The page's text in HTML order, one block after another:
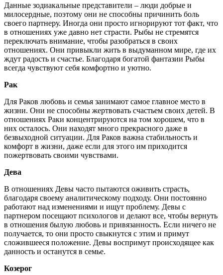
Данные зодиакальные представители – люди добрые и
милосердные, поэтому они не способны причинить боль
своего партнеру. Иногда они просто игнорируют тот факт, что
в отношениях уже давно нет страсти. Рыбы не стремятся
переключать внимание, чтобы разобраться в своих
отношениях. Они привыкли жить в выдуманном мире, где их
ждут радость и счастье. Благодаря богатой фантазии Рыбы
всегда чувствуют себя комфортно и уютно.
Рак
Для Раков любовь и семья занимают самое главное место в
жизни. Они не способны жертвовать счастьем своих детей. В
отношениях Раки концентрируются на том хорошем, что в
них осталось. Они находят много прекрасного даже в
безвыходной ситуации. Для Раков важна стабильность и
комфорт в жизни, даже если для этого им приходится
пожертвовать своими чувствами.
Дева
В отношениях Девы часто пытаются оживить страсть,
благодаря своему аналитическому подходу. Они постоянно
работают над изменениями и ищут проблему. Девы с
партнером посещают психологов и делают все, чтобы вернуть
в отношения былую любовь и привязанность. Если ничего не
получается, то они просто свыкнутся с этим и примут
сложившееся положение. Девы воспримут происходящее как
данность и останутся в семье.
Козерог